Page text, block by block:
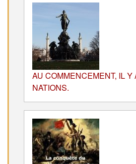
AU COMMENCEMENT, IL Y
NATIONS.